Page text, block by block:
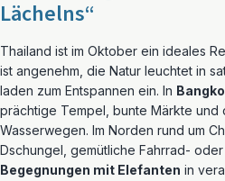
Lächelns“
Thailand ist im Oktober ein ideales
ist angenehm, die Natur leuchtet in
laden zum Entspannen ein. In
prächtige Tempel, bunte Märkte und
Wasserwegen. Im Norden rund um
Dschungel, gemütliche Fahrrad-
Begegnungen mit Elefanten in